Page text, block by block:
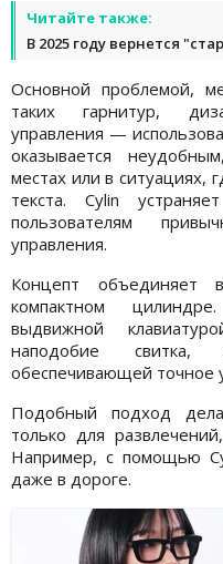
Читайте также:
В 2025 году вернется
Основной проблемой,
таких гарнитур,
управления —
оказывается
местах или в ситуациях,
текста. Cylin
пользователям
управления.
Концепт объединяет
компактном
выдвижной
наподобие
обеспечивающей точное
Подобный подход
только для
Например, с помощью
даже в дороге.